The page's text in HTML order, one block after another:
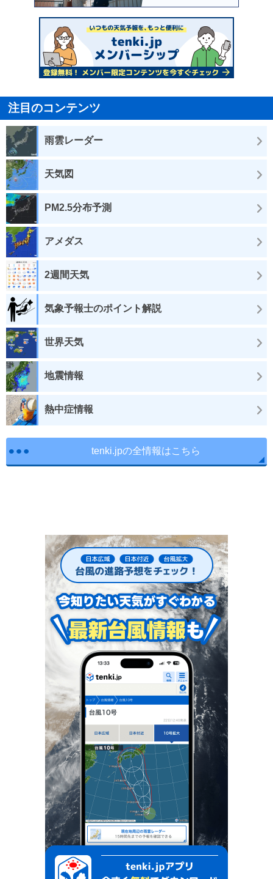
注目のコンテンツ
雨雲レーダー
天気図
PM2.5分布予測
アメダス
2週間天気
気象予報士のポイント解説
世界天気
地震情報
熱中症情報
tenki.jpの全情報はこちら